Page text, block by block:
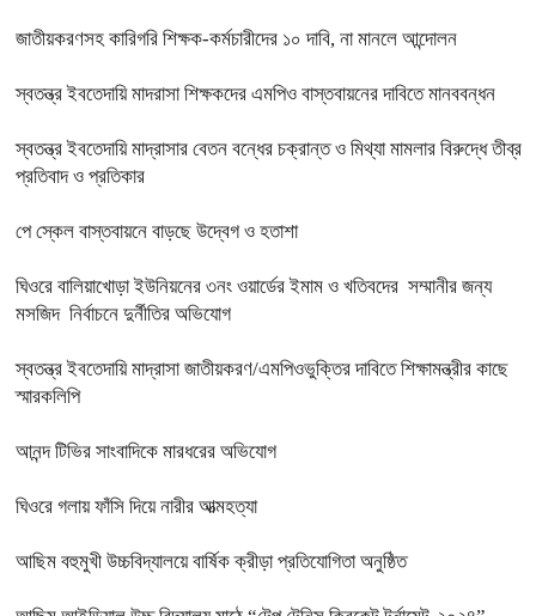
জাতীয়করণসহ কারিগরি শিক্ষক-কর্মচারীদের ১০ দাবি, না মানলে আন্দোলন
স্বতন্ত্র ইবতেদায়ি মাদরাসা শিক্ষকদের এমপিও বাস্তবায়নের দাবিতে মানববন্ধন
স্বতন্ত্র ইবতেদায়ি মাদ্রাসার বেতন বন্ধের চক্রান্ত ও মিথ্যা মামলার বিরুদ্ধে তীব্র
প্রতিবাদ ও প্রতিকার
পে স্কেল বাস্তবায়নে বাড়ছে উদ্বেগ ও হতাশা
ঘিওরে বালিয়াখোড়া ইউনিয়নের ৩নং ওয়ার্ডের ইমাম ও খতিবদের সম্মানীর জন্য
মসজিদ নির্বাচনে দুর্নীতির অভিযোগ
স্বতন্ত্র ইবতেদায়ি মাদ্রাসা জাতীয়করণ/এমপিওভুক্তির দাবিতে শিক্ষামন্ত্রীর কাছে
স্মারকলিপি
আনন্দ টিভির সাংবাদিকে মারধরের অভিযোগ
ঘিওরে গলায় ফাঁসি দিয়ে নারীর আত্মহত্যা
আছিম বহুমুখী উচ্চবিদ্যালয়ে বার্ষিক ক্রীড়া প্রতিযোগিতা অনুষ্ঠিত